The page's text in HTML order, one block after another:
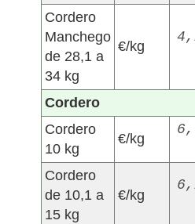
Cordero
Manchego
de 28,1 a
34 kg
€/kg
Cordero
Cordero
10 kg
€/kg
Cordero
de 10,1 a
15 kg
€/kg